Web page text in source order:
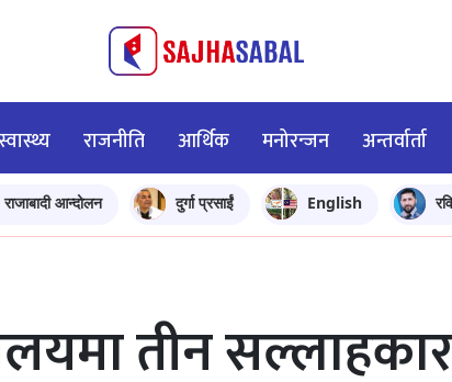
राजनीति आर्थिक मनोरन्जन अन्तर्वार्ता
राजाबादी आन्दोलन दुर्गा प्रसाईं English
तीन